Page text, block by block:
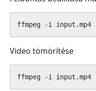
ffmpeg -i input.mp4
Video tömörítése
ffmpeg -i